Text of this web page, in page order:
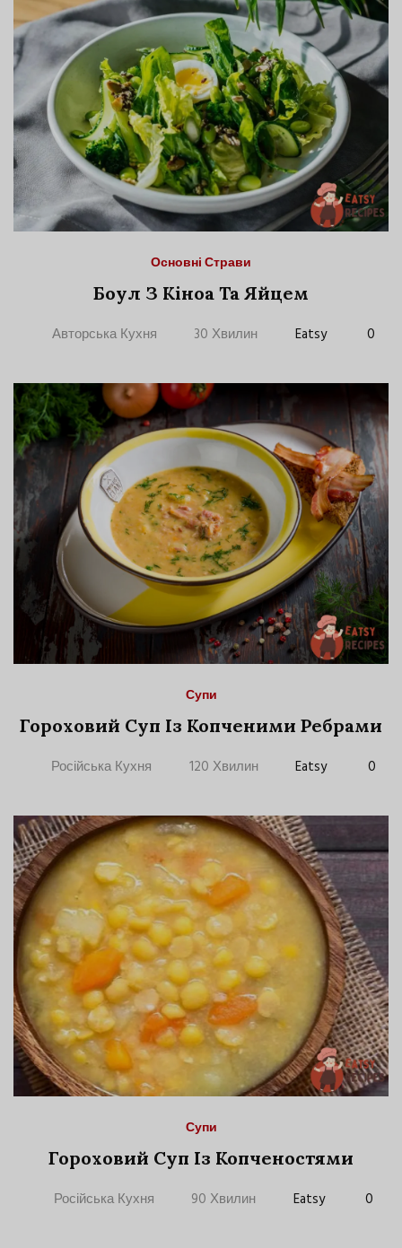
Основні Страви
Боул З Кіноа Та Яйцем
Авторська Кухня 30 Хвилин Eatsy 0
Супи
Гороховий Суп Із Копченими Ребрами
Російська Кухня 120 Хвилин Eatsy 0
Супи
Гороховий Суп Із Копченостями
Російська Кухня 90 Хвилин Eatsy 0